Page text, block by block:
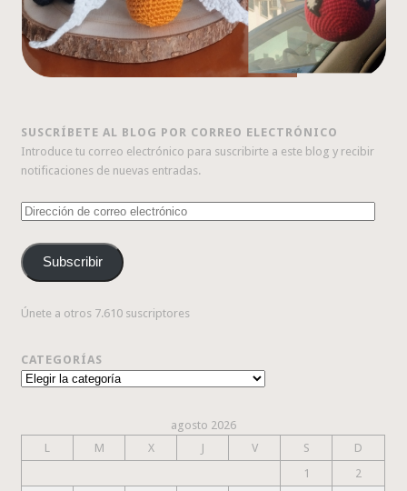
SUSCRÍBETE AL BLOG POR CORREO ELECTRÓNICO
Introduce tu correo electrónico para suscribirte a este blog y recibir
notificaciones de nuevas entradas.
Dirección
correo
electrónico
Subscribir
Únete a otros 7.610 suscriptores
CATEGORÍAS
Categorías
agosto 2026
L
M X J V S
D
1
2